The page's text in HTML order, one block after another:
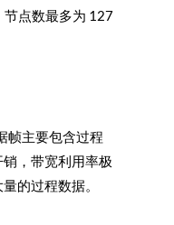
节点数最多为 127
帧主要包含过程
，带宽利用率极
的过程数据。